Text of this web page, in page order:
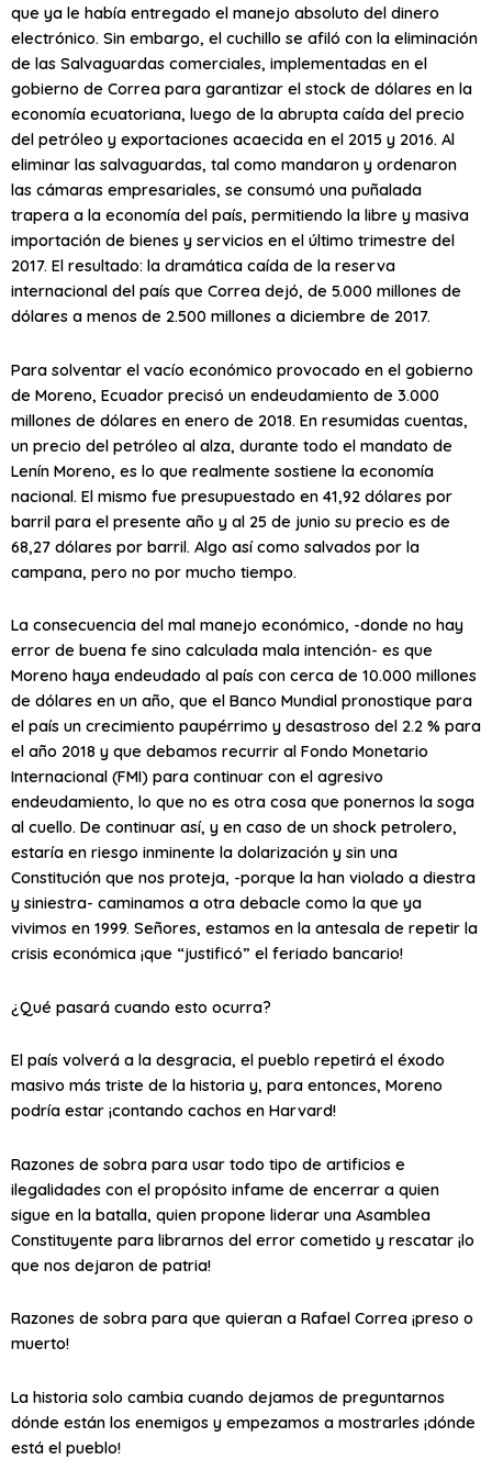
que ya le había entregado el manejo absoluto del dinero
electrónico. Sin embargo, el cuchillo se afiló con la eliminación
de las Salvaguardas comerciales, implementadas en el
gobierno de Correa para garantizar el stock de dólares en la
economía ecuatoriana, luego de la abrupta caída del precio
del petróleo y exportaciones acaecida en el 2015 y 2016. Al
eliminar las salvaguardas, tal como mandaron y ordenaron
las cámaras empresariales, se consumó una puñalada
trapera a la economía del país, permitiendo la libre y masiva
importación de bienes y servicios en el último trimestre del
2017. El resultado: la dramática caída de la reserva
internacional del país que Correa dejó, de 5.000 millones de
dólares a menos de 2.500 millones a diciembre de 2017.
Para solventar el vacío económico provocado en el gobierno
de Moreno, Ecuador precisó un endeudamiento de 3.000
millones de dólares en enero de 2018. En resumidas cuentas,
un precio del petróleo al alza, durante todo el mandato de
Lenín Moreno, es lo que realmente sostiene la economía
nacional. El mismo fue presupuestado en 41,92 dólares por
barril para el presente año y al 25 de junio su precio es de
68,27 dólares por barril. Algo así como salvados por la
campana, pero no por mucho tiempo.
La consecuencia del mal manejo económico, -donde no hay
error de buena fe sino calculada mala intención- es que
Moreno haya endeudado al país con cerca de 10.000 millones
de dólares en un año, que el Banco Mundial pronostique para
el país un crecimiento paupérrimo y desastroso del 2.2 % para
el año 2018 y que debamos recurrir al Fondo Monetario
Internacional (FMI) para continuar con el agresivo
endeudamiento, lo que no es otra cosa que ponernos la soga
al cuello. De continuar así, y en caso de un shock petrolero,
estaría en riesgo inminente la dolarización y sin una
Constitución que nos proteja, -porque la han violado a diestra
y siniestra- caminamos a otra debacle como la que ya
vivimos en 1999. Señores, estamos en la antesala de repetir la
crisis económica ¡que “justificó” el feriado bancario!
¿Qué pasará cuando esto ocurra?
El país volverá a la desgracia, el pueblo repetirá el éxodo
masivo más triste de la historia y, para entonces, Moreno
podría estar ¡contando cachos en Harvard!
Razones de sobra para usar todo tipo de artificios e
ilegalidades con el propósito infame de encerrar a quien
sigue en la batalla, quien propone liderar una Asamblea
Constituyente para librarnos del error cometido y rescatar ¡lo
que nos dejaron de patria!
Razones de sobra para que quieran a Rafael Correa ¡preso o
muerto!
La historia solo cambia cuando dejamos de preguntarnos
dónde están los enemigos y empezamos a mostrarles ¡dónde
está el pueblo!